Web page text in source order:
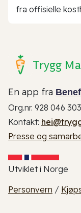
fra offisielle
Trygg
En app fra
Org.nr. 928 046 303
Kontakt:
Presse og
Utviklet i Norge
Personvern /